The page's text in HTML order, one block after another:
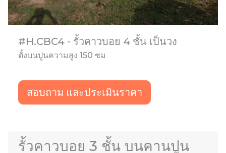
#H.CBC4 - รั้วคาวบอย 4 ชั้น เป็นวง
ตั้งบนปูนความสูง 150 ซม
สอบถาม และประเมินราคา
รั้วคาวบอย 3 ชั้น บนคานปูน